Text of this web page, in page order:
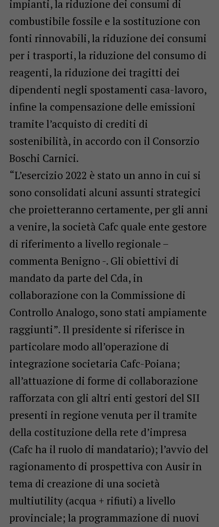
impianti, la riduzione dei consumi di
combustibile fossile e la sostituzione con
fonti rinnovabili, la riduzione dei consumi
per i trasporti, la riduzione del consumo di
reagenti, la riduzione dei tragitti dei
dipendenti negli spostamenti casa-lavoro,
infine la compensazione delle emissioni
tramite l’acquisto di crediti di
sostenibilità, in accordo con il Consorzio
Boschi Carnici.
“L’esercizio 2022 è stato un anno in cui si
sono consolidati alcuni assunti strategici
che proietteranno certamente, per gli anni
a venire, la società Cafc quale ente gestore
di riferimento a livello regionale –
commenta Benigno -. Gli obiettivi di
mandato da parte del Cda, in
collaborazione con la Commissione di
Controllo Analogo, sono stati ampiamente
raggiunti”. Il presidente si riferisce in
particolare modo all’operazione di
integrazione societaria Cafc-Poiana;
all’attuazione di forme di collaborazione
rafforzata con gli altri enti gestori del SII
presenti in regione venuta per il tramite
della costituzione della rete d’impresa
(Cafc ha il ruolo di mandatario); l’avvio del
ragionamento di prospettiva con Ausir in
tema di creazione di una società
multiutility (acqua + rifiuti) a livello
provinciale; la programmazione di nuovi